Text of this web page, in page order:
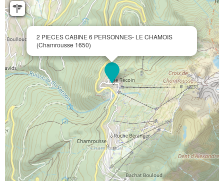
2 PIECES CABINE 6 PERSONNES- LE CHAMOIS
(Chamrousse 1650)